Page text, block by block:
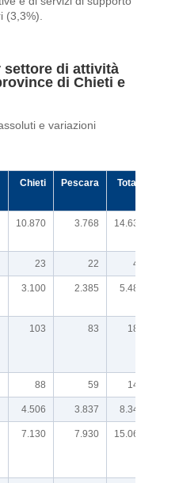
(3,3%).
settore di attività
di Chieti e
e variazioni
Chieti Pescara Totale
10.870 3.768 14.638
23 22 45
3.100 2.385 5.485
103 83 186
88 59 147
4.506 3.837 8.343
7.130 7.930 15.060